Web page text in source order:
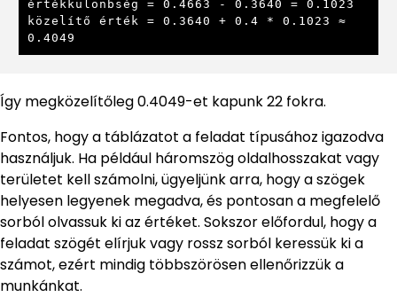
értékkülönbség = 0.4663 - 0.3640 = 0.1023
közelítő érték = 0.3640 + 0.4 * 0.1023 ≈
0.4049
Így megközelítőleg 0.4049-et kapunk 22 fokra.
Fontos, hogy a táblázatot a feladat típusához igazodva
használjuk. Ha például háromszög oldalhosszakat vagy
területet kell számolni, ügyeljünk arra, hogy a szögek
helyesen legyenek megadva, és pontosan a megfelelő
sorból olvassuk ki az értéket. Sokszor előfordul, hogy a
feladat szögét elírjuk vagy rossz sorból keressük ki a
számot, ezért mindig többszörösen ellenőrizzük a
munkánkat.